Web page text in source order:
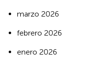
marzo 2026
febrero 2026
enero 2026